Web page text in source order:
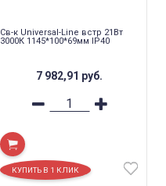
Св-к Universal-Line встр 21Вт
3000К 1145*100*69мм IP40
7 982,91 руб.